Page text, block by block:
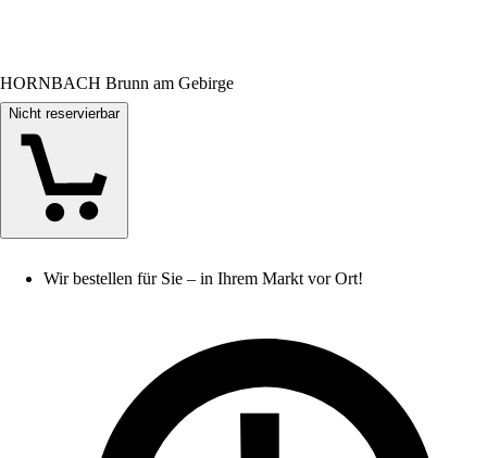
HORNBACH Brunn am Gebirge
Nicht reservierbar
Wir bestellen für Sie – in Ihrem Markt vor Ort!